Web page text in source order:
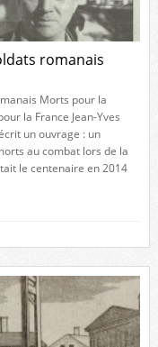
romanais
Morts pour la
la France Jean-Yves
un ouvrage : un
au combat lors de la
le centenaire en 2014